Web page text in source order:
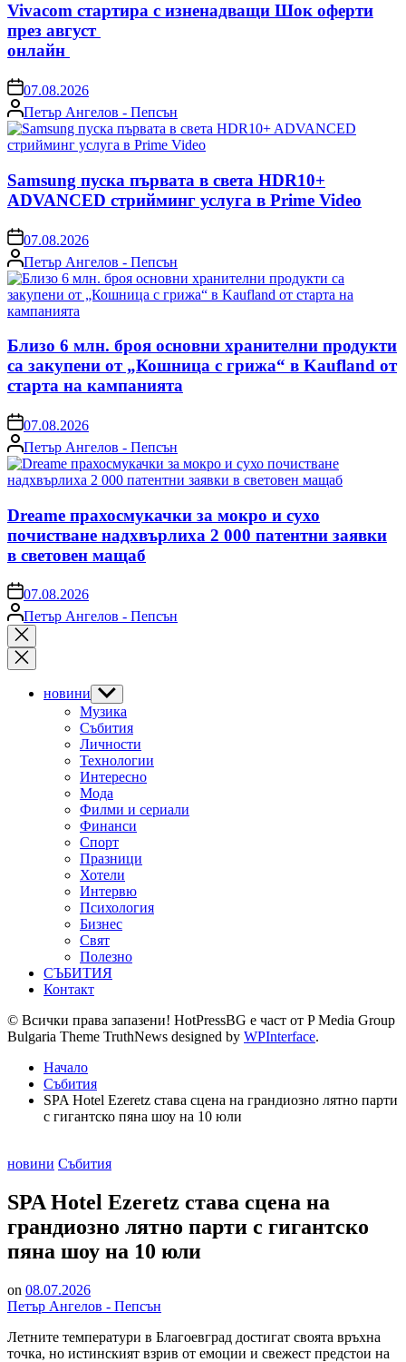
Vivacom стартира с изненадващи Шок оферти
през август
онлайн
on07.08.2026
Posted
by
Петър Ангелов - Пепсън
Samsung пуска първата в света HDR10+
ADVANCED стрийминг услуга в Prime Video
on07.08.2026
Posted
by
Петър Ангелов - Пепсън
Близо 6 млн. броя основни хранителни продукти
са закупени от „Кошница с грижа“ в Kaufland от
старта на кампанията
on07.08.2026
Posted
by
Петър Ангелов - Пепсън
Dreame прахосмукачки за мокро и сухо
почистване надхвърлиха 2 000 патентни заявки
в световен мащаб
on07.08.2026
Posted
by
Петър Ангелов - Пепсън
Close
search
новини Show
sub
menu
Музика
Събития
Личности
Технологии
Интересно
Мода
Филми и сериали
Финанси
Спорт
Празници
Хотели
Интервю
Психология
Бизнес
Свят
Полезно
СЪБИТИЯ
Контакт
© Всички права запазени! HotPressBG е част от P Media Group
Bulgaria Theme TruthNews designed by WPInterface.
Начало
Събития
SPA Hotel Ezeretz става сцена на грандиозно лятно парти
с гигантско пяна шоу на 10 юли
Posted
новини Събития
SPA Hotel Ezeretz става сцена на
грандиозно лятно парти с гигантско
пяна шоу на 10 юли
on 08.07.2026
Петър Ангелов - Пепсън
Летните температури в Благоевград достигат своята връхна
точка, но истинският взрив от емоции и свежест предстои на